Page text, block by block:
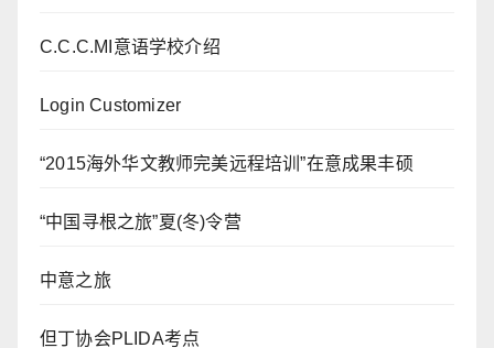
C.C.C.MI意语学校介绍
Login Customizer
“2015海外华文教师完美远程培训”在意成果丰硕
“中国寻根之旅”夏(冬)令营
中意之旅
但丁协会PLIDA考点